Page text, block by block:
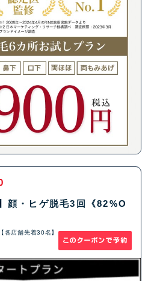
顔・ヒゲ脱毛3回《82%O
各店舗先着30名】